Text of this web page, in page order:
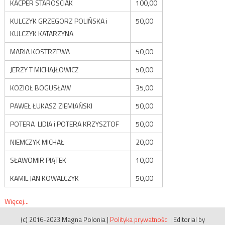
KACPER STAROŚCIAK
100,00
KULCZYK GRZEGORZ POLIŃSKA i
KULCZYK KATARZYNA
50,00
MARIA KOSTRZEWA
50,00
JERZY T MICHAJŁOWICZ
50,00
KOZIOŁ BOGUSŁAW
35,00
PAWEŁ ŁUKASZ ZIEMIAŃSKI
50,00
POTERA LIDIA i POTERA KRZYSZTOF
50,00
NIEMCZYK MICHAŁ
20,00
SŁAWOMIR PIĄTEK
10,00
KAMIL JAN KOWALCZYK
50,00
Więcej...
(c) 2016-2023 Magna Polonia | Polityka prywatności | Editorial by